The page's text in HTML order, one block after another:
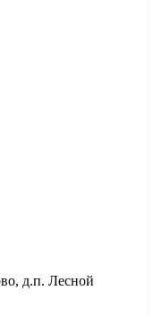
д.п. Лесной